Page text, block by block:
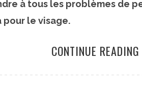
à tous les problèmes de
le visage.
CONTINUE READING